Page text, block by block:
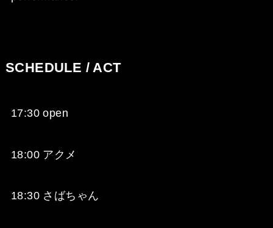
SCHEDULE / ACT
17:30 open
18:00 アクメ
18:30 さばちゃん